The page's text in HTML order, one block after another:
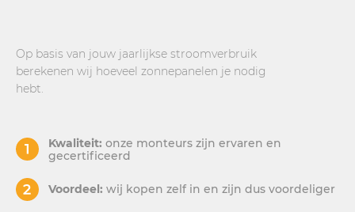
Op basis van jouw jaarlijkse stroomverbruik
berekenen wij hoeveel zonnepanelen je nodig
hebt.
Kwaliteit: onze monteurs zijn ervaren en
gecertificeerd
Voordeel: wij kopen zelf in en zijn dus voordeliger